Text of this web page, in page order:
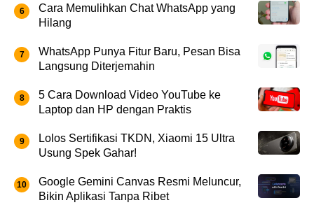
Cara Memulihkan Chat WhatsApp yang
Hilang
WhatsApp Punya Fitur Baru, Pesan Bisa
Langsung Diterjemahin
5 Cara Download Video YouTube ke
Laptop dan HP dengan Praktis
Lolos Sertifikasi TKDN, Xiaomi 15 Ultra
Usung Spek Gahar!
Google Gemini Canvas Resmi Meluncur,
Bikin Aplikasi Tanpa Ribet